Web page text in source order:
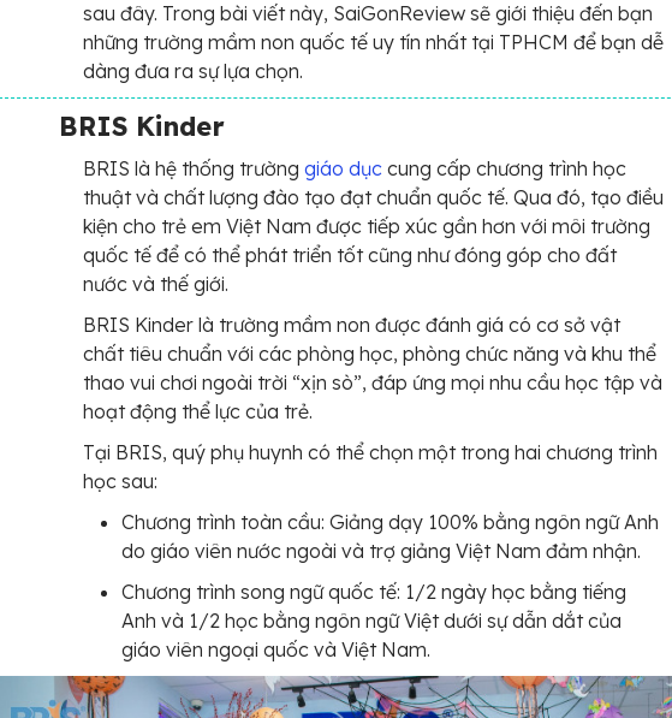
sau đây. Trong bài viết này, SaiGonReview sẽ giới thiệu đến bạn
những trường mầm non quốc tế uy tín nhất tại TPHCM để bạn dễ
dàng đưa ra sự lựa chọn.
BRIS Kinder
BRIS là hệ thống trườnggiáo dục cung cấp chương trình học
thuật và chất lượng đào tạo đạt chuẩn quốc tế. Qua đó, tạo điều
kiện cho trẻ em Việt Nam được tiếp xúc gần hơn với môi trường
quốc tế để có thể phát triển tốt cũng như đóng góp cho đất
nước và thế giới.
BRIS Kinder là trường mầm non được đánh giá có cơ sở vật
chất tiêu chuẩn với các phòng học, phòng chức năng và khu thể
thao vui chơi ngoài trời “xịn sò”, đáp ứng mọi nhu cầu học tập và
hoạt động thể lực của trẻ.
Tại BRIS, quý phụ huynh có thể chọn một trong hai chương trình
học sau:
Chương trình toàn cầu: Giảng dạy 100% bằng ngôn ngữ Anh
do giáo viên nước ngoài và trợ giảng Việt Nam đảm nhận.
Chương trình song ngữ quốc tế: 1/2 ngày học bằng tiếng
Anh và 1/2 học bằng ngôn ngữ Việt dưới sự dẫn dắt của
giáo viên ngoại quốc và Việt Nam.